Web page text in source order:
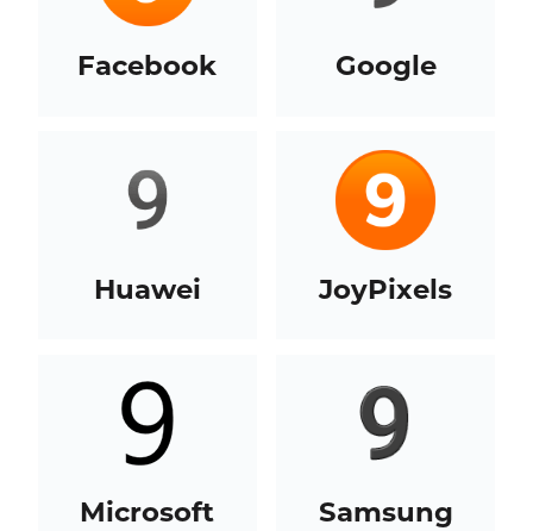
Facebook Google
Huawei JoyPixels
Microsoft Samsung